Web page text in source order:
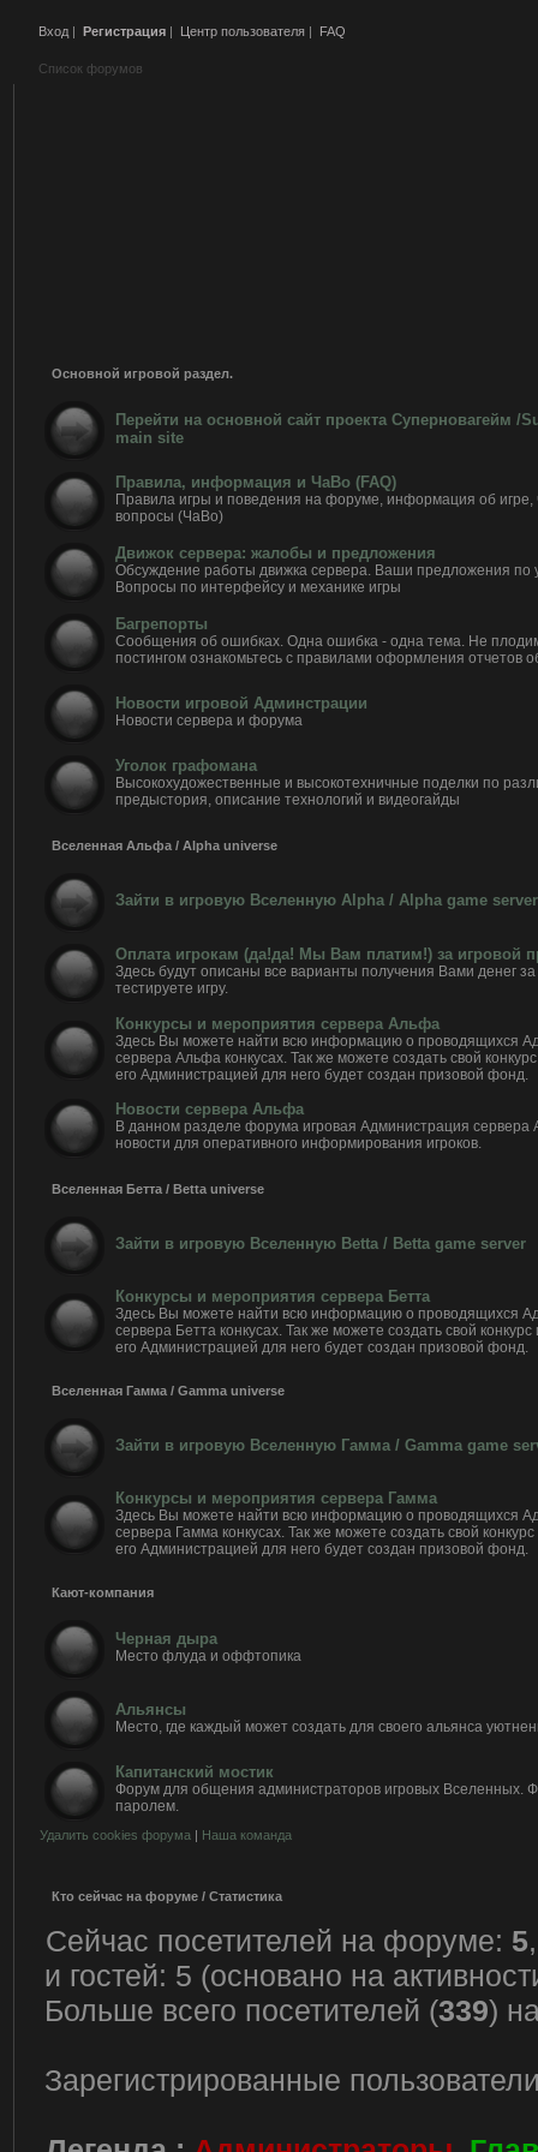
Вход | Регистрация | Центр пользователя | FAQ
Список форумов
Основной игровой раздел.
Перейти на основной сайт проекта Суперновагейм /
main site
Правила, информация и ЧаВо (FAQ)
Правила игры и поведения на форуме, информация об игре,
вопросы (ЧаВо)
Движок сервера: жалобы и предложения
Обсуждение работы движка сервера. Ваши предложения по
Вопросы по интерфейсу и механике игры
Багрепорты
Сообщения об ошибках. Одна ошибка - одна тема. Не
постингом ознакомьтесь с правилами оформления отчетов
Новости игровой Админстрации
Новости сервера и форума
Уголок графомана
Высокохудожественные и высокотехничные поделки по
предыстория, описание технологий и видеогайды
Вселенная Альфа / Alpha universe
Зайти в игровую Вселенную Alpha / Alpha game server
Оплата игрокам (да!да! Мы Вам платим!) за игровой
Здесь будут описаны все варианты получения Вами денег
тестируете игру.
Конкурсы и мероприятия сервера Альфа
Здесь Вы можете найти всю информацию о проводящихся
сервера Альфа конкусах. Так же можете создать свой
его Администрацией для него будет создан призовой фонд.
Новости сервера Альфа
В данном разделе форума игровая Администрация
новости для оперативного информирования игроков.
Вселенная Бетта / Betta universe
Зайти в игровую Вселенную Betta / Betta game server
Конкурсы и мероприятия сервера Бетта
Здесь Вы можете найти всю информацию о проводящихся
сервера Бетта конкусах. Так же можете создать свой
его Администрацией для него будет создан призовой фонд.
Вселенная Гамма / Gamma universe
Зайти в игровую Вселенную Гамма / Gamma game
Конкурсы и мероприятия сервера Гамма
Здесь Вы можете найти всю информацию о проводящихся
сервера Гамма конкусах. Так же можете создать свой
его Администрацией для него будет создан призовой фонд.
Кают-компания
Черная дыра
Место флуда и оффтопика
Альянсы
Место, где каждый может создать для своего альянса
Капитанский мостик
Форум для общения администраторов игровых Вселенных.
паролем.
Удалить cookies форума | Наша команда
Кто сейчас на форуме / Статистика
Сейчас посетителей на форуме: 5
и гостей: 5 (основано на
Больше всего посетителей (339)
Зарегистрированные